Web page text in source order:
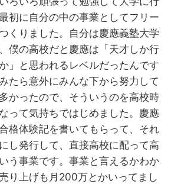
初に自分の中の事業としてフリー
くりました。自分は慶應義塾大学
僕の高校だと慶應は「天才しか行
」と思われるレベルだったんです
たら意外にみんな下から努力して
かったので、そういうのを高校時
って気持ちではじめました。慶應
格体験記を書いてもらって、それ
し発行して、直接高校に配って高
う事業です。事業と言えるかわか
り上げも月200万とかいってまし